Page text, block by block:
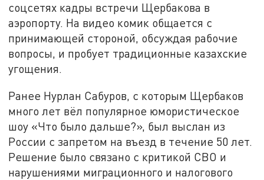
соцсетях кадры встречи Щербакова в
аэропорту. На видео комик общается с
принимающей стороной, обсуждая рабочие
вопросы, и пробует традиционные казахские
угощения.
Ранее Нурлан Сабуров, с которым Щербаков
много лет вёл популярное юмористическое
шоу «Что было дальше?», был выслан из
России с запретом на въезд в течение 50 лет.
Решение было связано с критикой СВО и
нарушениями миграционного и налогового